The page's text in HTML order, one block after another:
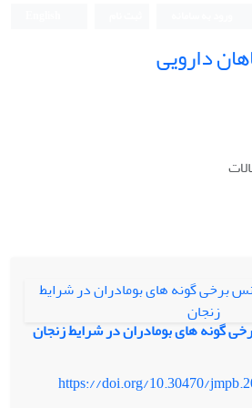
دارویی
گونه های بومادران در شرایط زنجان
https://doi.org/10.30470/